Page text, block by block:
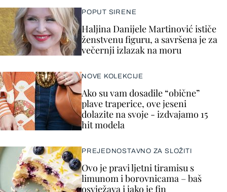
POPUT SIRENE
Haljina Danijele Martinović ističe
ženstvenu figuru, a savršena je za
večernji izlazak na moru
NOVE KOLEKCIJE
Ako su vam dosadile “obične”
plave traperice, ove jeseni
dolazite na svoje - izdvajamo 15
hit modela
PREJEDNOSTAVNO ZA SLOŽITI
Ovo je pravi ljetni tiramisu s
limunom i borovnicama – baš
osvježava i jako je fin